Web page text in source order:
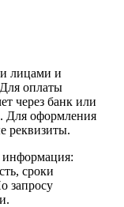
лицами и
оплаты
через банк или
Для оформления
реквизиты.
информация:
сроки
запросу